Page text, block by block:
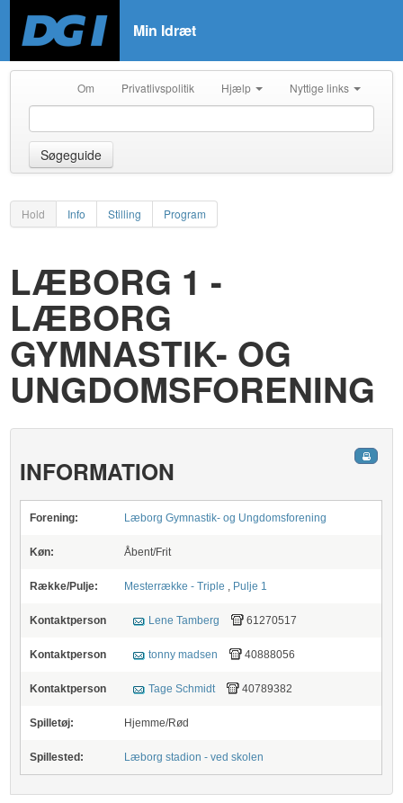
Min Idræt
Om Privatlivspolitik Hjælp Nyttige links
Søgeguide
Hold Info Stilling Program
LÆBORG 1 -
LÆBORG
GYMNASTIK- OG
UNGDOMSFORENING
INFORMATION
Forening: Læborg Gymnastik- og Ungdomsforening
Køn: Åbent/Frit
Række/Pulje: Mesterrække - Triple , Pulje 1
Kontaktperson Lene Tamberg 61270517
Kontaktperson tonny madsen 40888056
Kontaktperson Tage Schmidt 40789382
Spilletøj: Hjemme/Rød
Spillested: Læborg stadion - ved skolen